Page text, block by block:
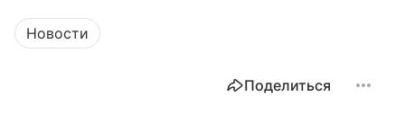
Новости
Поделиться